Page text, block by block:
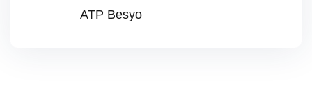
ATP Besyo